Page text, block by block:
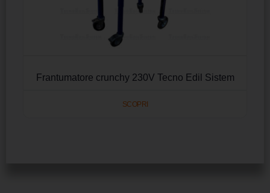
Frantumatore crunchy 230V Tecno Edil Sistem
SCOPRI